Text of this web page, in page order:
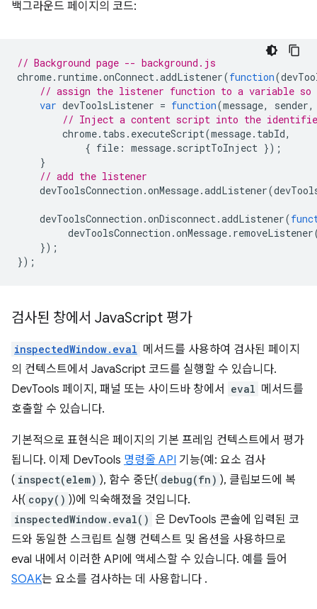
백그라운드 페이지의 코드:
// Background page -- background.js
chrome. runtime.onConnect.addListener(function(
// assign the listener function to a variable so
var devToolsListener = function(message, sender,
// Inject a content script into the
chrome. tabs . executeScript(message. tabId,
{ file : message. scriptToInject });
}
// add the listener
devToolsConnection .onMessage.addListener(
devToolsConnection .onDisconnect.addListener(
devToolsConnection .onMessage. removeListener
});
});
검사된 창에서 JavaScript 평가
inspectedWindow.eval 메서드를 사용하여 검사된 페이지
의 컨텍스트에서 JavaScript 코드를 실행할 수 있습니다.
DevTools 페이지, 패널 또는 사이드바 창에서
eval 메서드를
호출할 수 있습니다.
기본적으로 표현식은 페이지의 기본 프레임 컨텍스트에서 평가
됩니다. 이제 DevTools 명령줄 API 기능(예: 요소 검사
( inspect(elem) ), 함수 중단( debug(fn) ), 클립보드에 복
사( copy() ))에 익숙해졌을 것입니다.
inspectedWindow.eval() 은 DevTools 콘솔에 입력된 코
드와 동일한 스크립트 실행 컨텍스트 및 옵션을 사용하므로
eval 내에서 이러한 API에 액세스할 수 있습니다. 예를 들어
SOAK는 요소를 검사하는 데 사용합니다 .